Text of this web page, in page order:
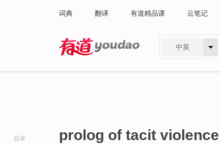
词典 翻译 有道精品课 云笔记
中英
目录 prolog of tacit violence